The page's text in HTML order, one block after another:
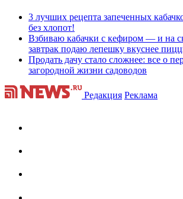
3 лучших рецепта запеченных
без хлопот!
Взбиваю кабачки с кефиром — и на
завтрак подаю лепешку вкуснее
Продать дачу стало сложнее: все о
загородной жизни садоводов
Редакция Реклама